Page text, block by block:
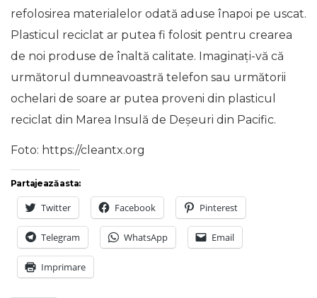
refolosirea materialelor odată aduse înapoi pe uscat.
Plasticul reciclat ar putea fi folosit pentru crearea
de noi produse de înaltă calitate. Imaginați-vă că
următorul dumneavoastră telefon sau următorii
ochelari de soare ar putea proveni din plasticul
reciclat din Marea Insulă de Deșeuri din Pacific.
Foto: https://cleantx.org
Partajează asta:
Twitter Facebook Pinterest
Telegram WhatsApp Email
Imprimare